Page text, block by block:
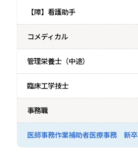
【障】看護助手
コメディカル
管理栄養士（中途）
臨床工学技士
事務職
医師事務作業補助者医療事務 新卒